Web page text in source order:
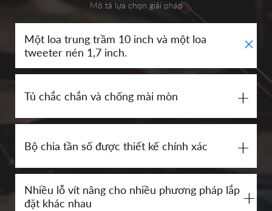
Mô tả lựa chọn giải pháp
Một loa trung trầm 10 inch và một loa
tweeter nén 1,7 inch.
+
Tủ chắc chắn và chống mài mòn +
Bộ chia tần số được thiết kế chính xác +
Nhiều lỗ vít nâng cho nhiều phương pháp lắp
đặt khác nhau
+